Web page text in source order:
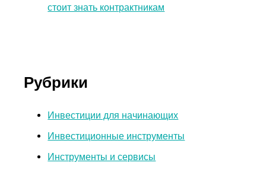
стоит знать контрактникам
Рубрики
Инвестиции для начинающих
Инвестиционные инструменты
Инструменты и сервисы